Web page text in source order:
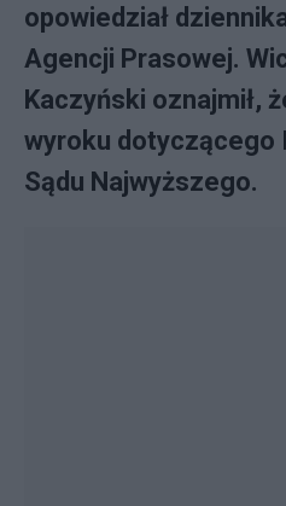
opowiedział
Agencji Prasowej.
Kaczyński oznajmił,
wyroku dotyczącego
Sądu Najwyższego.